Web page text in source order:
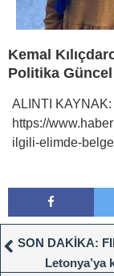
Kemal
Politika
ALINTI KAYNAK:
https://
ilgili-elimde-
SON DAKİKA:
Letonya’ya